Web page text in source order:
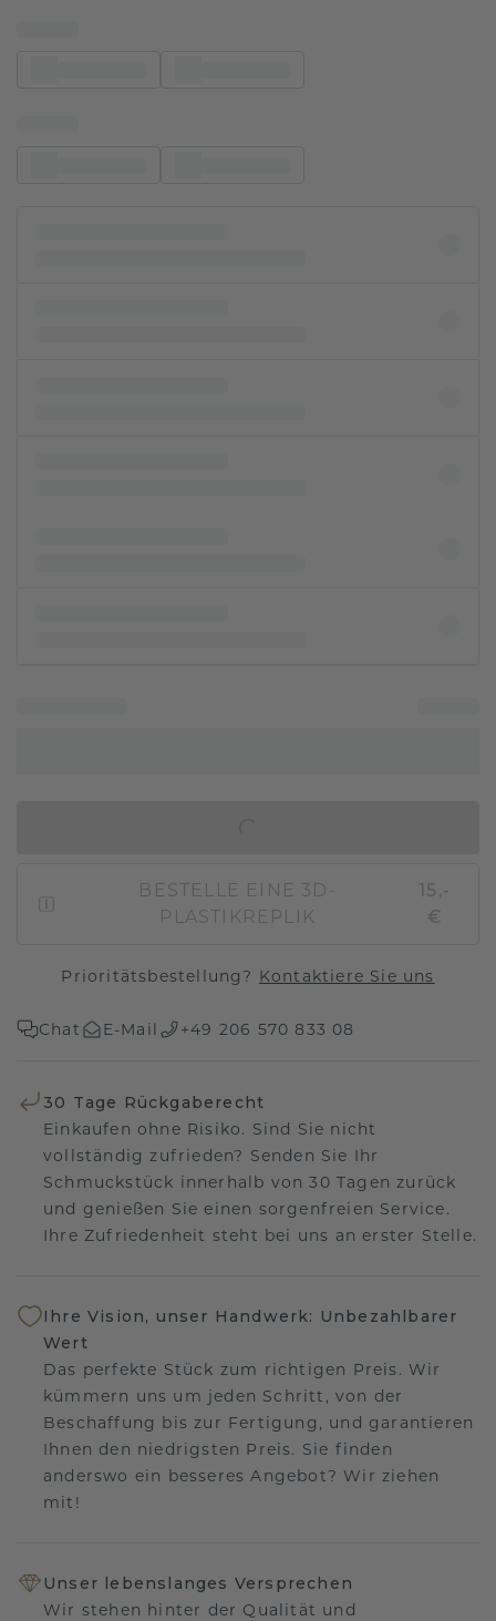
BESTELLE EINE 3D-
PLASTIKREPLIK
15,-
€
Prioritätsbestellung? Kontaktiere Sie uns
Chat E-Mail +49 206 570 833 08
30 Tage Rückgaberecht
Einkaufen ohne Risiko. Sind Sie nicht
vollständig zufrieden? Senden Sie Ihr
Schmuckstück innerhalb von 30 Tagen zurück
und genießen Sie einen sorgenfreien Service.
Ihre Zufriedenheit steht bei uns an erster Stelle.
Ihre Vision, unser Handwerk: Unbezahlbarer
Wert
Das perfekte Stück zum richtigen Preis. Wir
kümmern uns um jeden Schritt, von der
Beschaffung bis zur Fertigung, und garantieren
Ihnen den niedrigsten Preis. Sie finden
anderswo ein besseres Angebot? Wir ziehen
mit!
Unser lebenslanges Versprechen
Wir stehen hinter der Qualität und